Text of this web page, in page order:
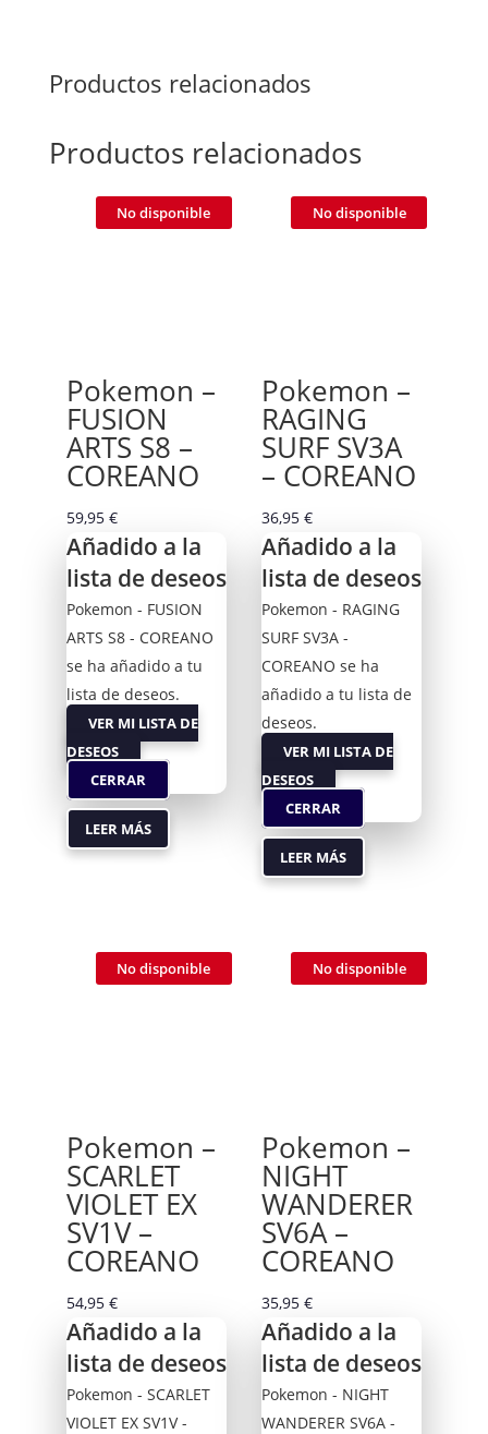
Productos relacionados
Productos relacionados
Pokemon –
FUSION
ARTS S8 –
COREANO
59,95 €
Añadido a la
lista de deseos
Pokemon - FUSION
ARTS S8 - COREANO
se ha añadido a tu
lista de deseos.
VER MI LISTA DE
DESEOS
CERRAR
LEER MÁS
No disponible
Pokemon –
RAGING
SURF SV3A
– COREANO
36,95 €
Añadido a la
lista de deseos
Pokemon - RAGING
SURF SV3A -
COREANO se ha
añadido a tu lista de
deseos.
VER MI LISTA DE
DESEOS
CERRAR
LEER MÁS
No disponible
Pokemon –
SCARLET
VIOLET EX
SV1V –
COREANO
54,95 €
Añadido a la
lista de deseos
Pokemon - SCARLET
VIOLET EX SV1V -
No disponible
Pokemon –
NIGHT
WANDERER
SV6A –
COREANO
35,95 €
Añadido a la
lista de deseos
Pokemon - NIGHT
WANDERER SV6A -
No disponible